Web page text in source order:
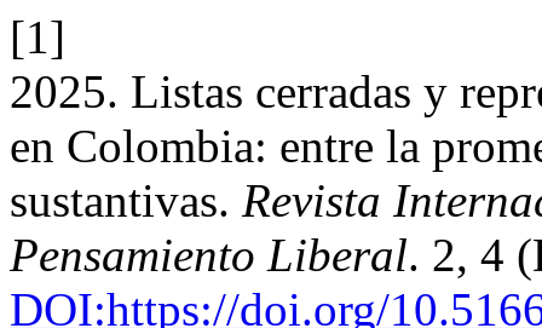
[1]
2025. Listas cerradas y
en Colombia: entre la
sustantivas. Revista
Pensamiento Liberal. 2, 4
DOI:https://doi.org/